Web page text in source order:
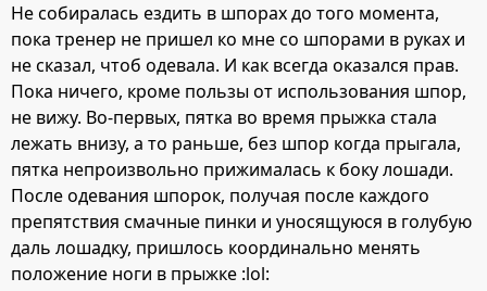
Не собиралась ездить в шпорах до того момента,
пока тренер не пришел ко мне со шпорами в руках и
не сказал, чтоб одевала. И как всегда оказался прав.
Пока ничего, кроме пользы от использования шпор,
не вижу. Во-первых, пятка во время прыжка стала
лежать внизу, а то раньше, без шпор когда прыгала,
пятка непроизвольно прижималась к боку лошади.
После одевания шпорок, получая после каждого
препятствия смачные пинки и уносящуюся в голубую
даль лошадку, пришлось координально менять
положение ноги в прыжке :lol: